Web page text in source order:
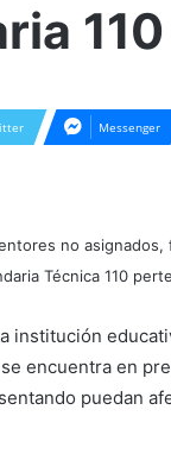
Messenger
no
Técnica 110
institución
encuentra en
puedan